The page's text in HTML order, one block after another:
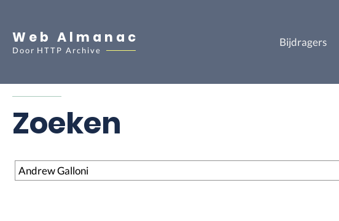
Web Almanac
Door HTTP Archive
Bijdragers
Zoeken
Zoeken